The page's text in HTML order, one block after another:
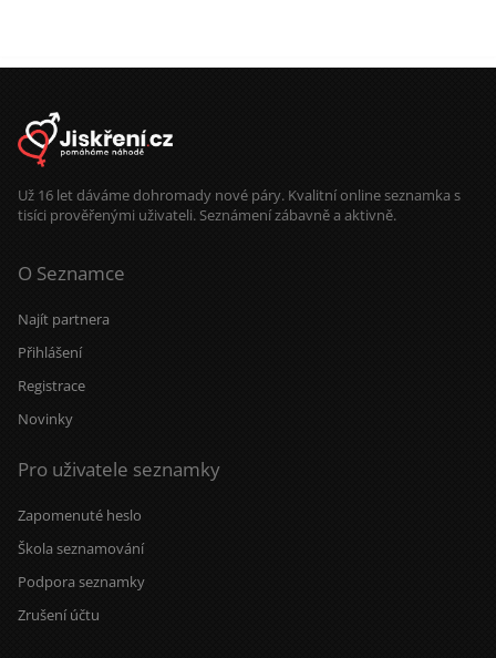
výhled do krajiny. Východy i západy
a lesních pramenů. Občas chodím
bosky - i přes žhavé uhlíky. A hotel s
bazénem? Ten si taky užiju. Už přes
deset let si peču kváskový žitný
chleba. Naučil mě, že dobré věci
potřebují čas. Mouku mám ze mlejna
a sůl je pro mě nad zlato. Třtinový
med od pana včelaře/kamaráda.
energii. A když se naše cesty
vesmír má občas opravdu dobré
Už 16 let dáváme dohromady nové páry. Kvalitní online seznamka s
tisíci prověřenými uživateli. Seznámení zábavně a aktivně.
O Seznamce
Najít partnera
Přihlášení
Registrace
Novinky
Pro uživatele seznamky
Zapomenuté heslo
Škola seznamování
Podpora seznamky
Zrušení účtu